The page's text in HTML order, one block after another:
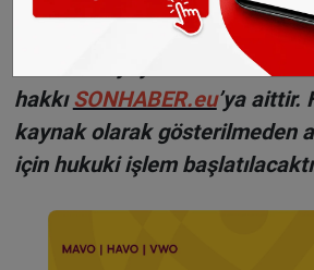
gelsin!Abone olmak için
Sitemizde yayımlanan
hakkıSONHABER.eu’ya aittir.
kaynak olarak gösterilmeden
için hukuki işlem